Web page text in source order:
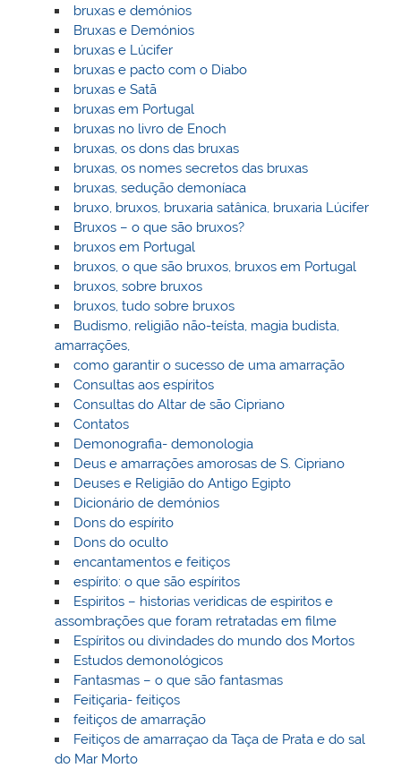
bruxas e demónios
Bruxas e Demónios
bruxas e Lúcifer
bruxas e pacto com o Diabo
bruxas e Satã
bruxas em Portugal
bruxas no livro de Enoch
bruxas, os dons das bruxas
bruxas, os nomes secretos das bruxas
bruxas, sedução demoníaca
bruxo, bruxos, bruxaria satânica, bruxaria Lúcifer
Bruxos – o que são bruxos?
bruxos em Portugal
bruxos, o que são bruxos, bruxos em Portugal
bruxos, sobre bruxos
bruxos, tudo sobre bruxos
Budismo, religião não-teísta, magia budista,
amarrações,
como garantir o sucesso de uma amarração
Consultas aos espíritos
Consultas do Altar de são Cipriano
Contatos
Demonografia- demonologia
Deus e amarrações amorosas de S. Cipriano
Deuses e Religião do Antigo Egipto
Dicionário de demónios
Dons do espírito
Dons do oculto
encantamentos e feitiços
espírito: o que são espíritos
Espiritos – historias veridicas de espiritos e
assombrações que foram retratadas em filme
Espíritos ou divindades do mundo dos Mortos
Estudos demonológicos
Fantasmas – o que são fantasmas
Feitiçaria- feitiços
feitiços de amarração
Feitiços de amarraçao da Taça de Prata e do sal
do Mar Morto